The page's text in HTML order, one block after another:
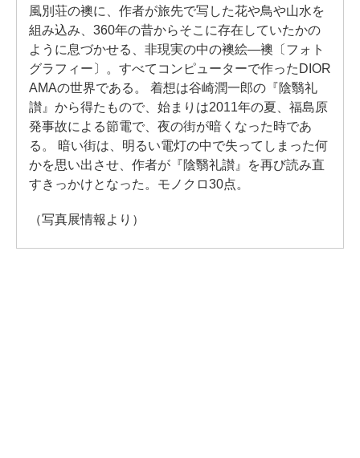
風別荘の襖に、作者が旅先で写した花や鳥や山水を
組み込み、360年の昔からそこに存在していたかの
ように息づかせる、非現実の中の襖絵―襖〔フォト
グラフィー〕。すべてコンピューターで作ったDIOR
AMAの世界である。 着想は谷崎潤一郎の『陰翳礼
讃』から得たもので、始まりは2011年の夏、福島原
発事故による節電で、夜の街が暗くなった時であ
る。 暗い街は、明るい電灯の中で失ってしまった何
かを思い出させ、作者が『陰翳礼讃』を再び読み直
すきっかけとなった。モノクロ30点。
（写真展情報より）